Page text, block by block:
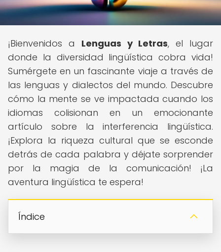
¡Bienvenidos a Lenguas y Letras, el lugar
donde la diversidad lingüística cobra vida!
Sumérgete en un fascinante viaje a través de
las lenguas y dialectos del mundo. Descubre
cómo la mente se ve impactada cuando los
idiomas colisionan en un emocionante
artículo sobre la interferencia lingüística.
¡Explora la riqueza cultural que se esconde
detrás de cada palabra y déjate sorprender
por la magia de la comunicación! ¡La
aventura lingüística te espera!
Índice